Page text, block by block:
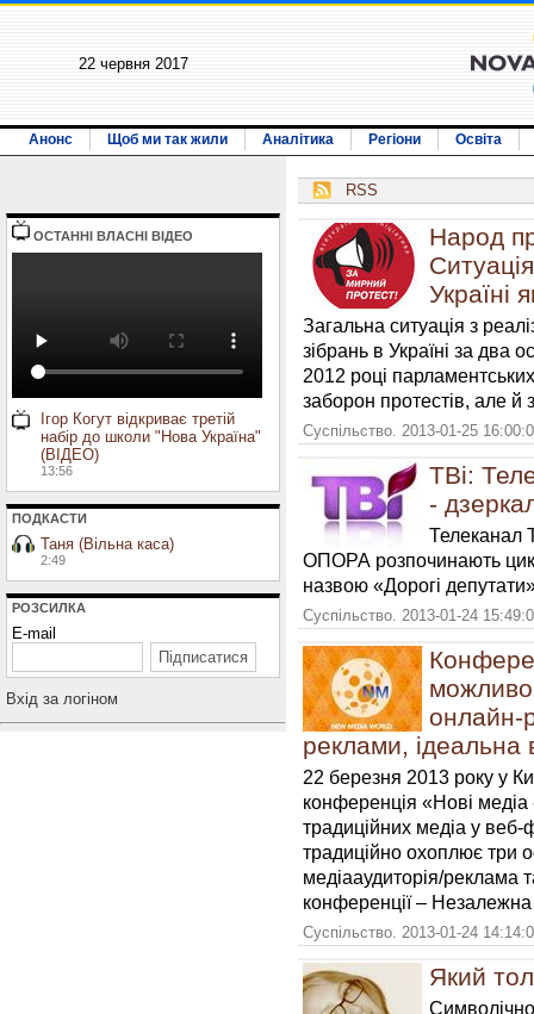
22 червня 2017
Анонс Щоб ми так жили Аналітика Регіони Освіта
ОСТАННI ВЛАСНI ВIДЕО
Ігор Когут відкриває третій
набір до школи "Нова Україна"
(ВІДЕО)
13:56
ПОДКАСТИ
Таня (Вільна каса)
2:49
РОЗСИЛКА
E-mail
Вхiд за логiном
RSS
Народ
Україні
Загальна ситуація з
зібрань в Україні за два
2012 році
заборон протестів, але й
Суспільство. 2013-01-25
ТВі:
-
Телеканал
ОПОРА розпочинають
назвою «Дорогі
Суспільство. 2013-01-24
онлайн-
реклами, ідеальна
22 березня 2013 року у
конференція «Нові медіа
традиційних медіа у
традиційно охоплює три
медіааудиторія/реклама
конференції – Незалежна
Суспільство. 2013-01-24
Який